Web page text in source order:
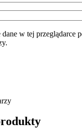
w tej przeglądarce